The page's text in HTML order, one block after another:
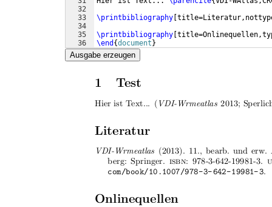
32
33
34
35
36
\printbibliography
\printbibliography
\end {document }
Ausgabe erzeugen